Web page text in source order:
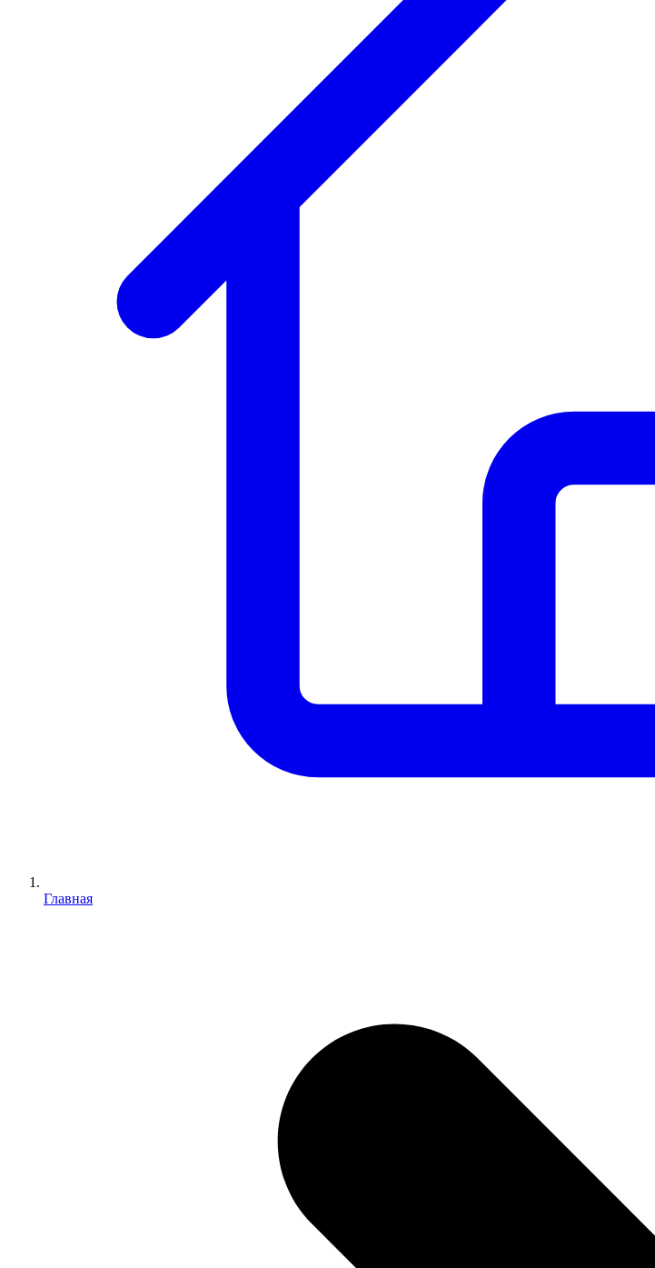
Главная